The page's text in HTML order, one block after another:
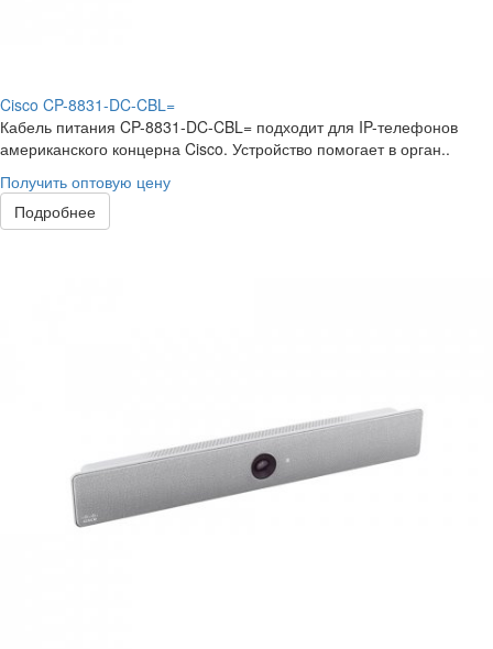
Cisco CP-8831-DC-CBL=
Кабель питания CP-8831-DC-CBL= подходит для IP-телефонов
американского концерна Cisco. Устройство помогает в орган..
Получить оптовую цену
Подробнее